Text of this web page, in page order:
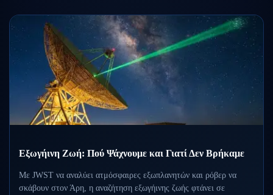
Εξωγήινη Ζωή: Πού Ψάχνουμε και Γιατί Δεν Βρήκαμε
Με JWST να αναλύει ατμόσφαιρες εξωπλανητών και ρόβερ να
σκάβουν στον Άρη, η αναζήτηση εξωγήινης ζωής φτάνει σε